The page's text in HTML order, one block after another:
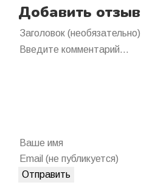
Добавить отзыв
Отправить